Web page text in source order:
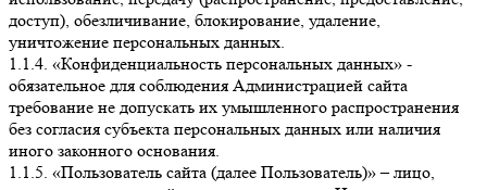
доступ), обезличивание, блокирование, удаление,
уничтожение персональных данных.
1.1.4. «Конфиденциальность персональных данных» -
обязательное для соблюдения Администрацией сайта
требование не допускать их умышленного распространения
без согласия субъекта персональных данных или наличия
иного законного основания.
1.1.5. «Пользователь сайта (далее Пользователь)» – лицо,